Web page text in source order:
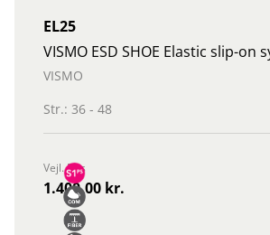
EL25
VISMO ESD SHOE Elastic slip-on
VISMO
Str.: 36 - 48
Vejl. Pris
1.400,00 kr.